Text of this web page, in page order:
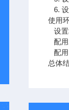
6.
使用
设置
配用
配用
总体